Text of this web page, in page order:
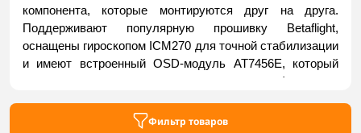
компонента, которые монтируются друг на друга.
Поддерживают популярную прошивку Betaflight,
оснащены гироскопом ICM270 для точной стабилизации
и имеют встроенный OSD-модуль AT7456E, который
позволяет выводить полетную информацию
данных предусмотрено 16 МБ памяти Blackbox. Купить
Фильтр товаров